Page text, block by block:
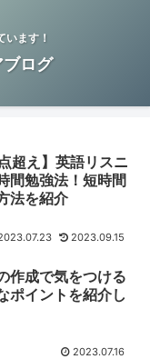
います！
ログ
超え】英語リスニ
間勉強法！短時間
法を紹介
2023.09.15
作成で気をつける
ポイントを紹介し
2023.07.16